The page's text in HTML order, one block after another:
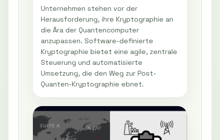
Unternehmen stehen vor der
Herausforderung, ihre Kryptographie an
die Ära der Quantencomputer
anzupassen. Software-definierte
Kryptographie bietet eine agile, zentrale
Steuerung und automatisierte
Umsetzung, die den Weg zur Post-
Quanten-Kryptographie ebnet.